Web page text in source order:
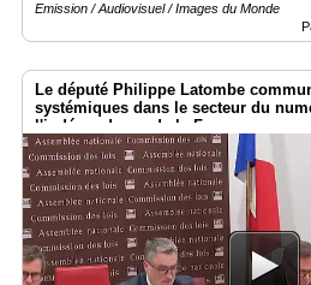
Emission / Audiovisuel / Images du Monde
Le député Philippe Latombe
systémiques dans le secteur du
l'indépendance de la France.